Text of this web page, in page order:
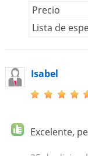
Precio
Lista de
Isabel
Excelente,